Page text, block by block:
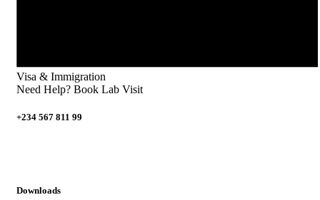
Visa & Immigration
Need Help? Book Lab Visit
+234 567 811 99
Downloads